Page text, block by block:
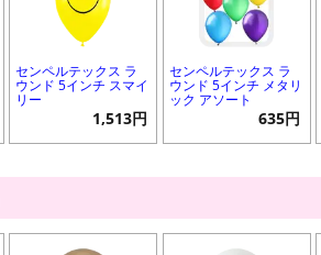
センペルテックス ラ
ウンド 5インチ スマイ
リー
1,513円
センペルテックス ラ
ウンド 5インチ メタリ
ック アソート
635円